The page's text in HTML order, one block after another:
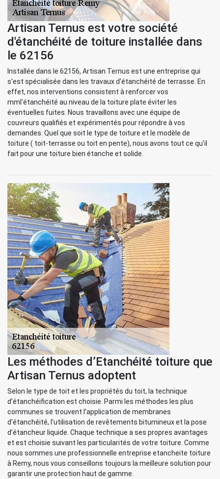
Artisan Ternus est votre société
d'étanchéité de toiture installée dans
le 62156
Installée dans le 62156, Artisan Ternus est une entreprise qui
s'est spécialisée dans les travaux d'étanchéité de terrasse. En
effet, nos interventions consistent à renforcer vos
mml'étanchéité au niveau de la toiture plate éviter les
éventuelles fuites. Nous travaillons avec une équipe de
couvreurs qualifiés et expérimentés pour répondre à vos
demandes. Quel que soit le type de toiture et le modèle de
toiture ( toit-terrasse ou toit en pente), nous avons tout ce qu'il
fait pour une toiture bien étanche et solide.
Les méthodes d’Etanchéité toiture que
Artisan Ternus adoptent
Selon le type de toit et les propriétés du toit, la technique
d’étanchéification est choisie. Parmi les méthodes les plus
communes se trouvent l’application de membranes
d’étanchéité, l’utilisation de revêtements bitumineux et la pose
d’étancheur liquide. Chaque technique a ses propres avantages
et est choisie suivant les particularités de votre toiture. Comme
nous sommes une professionnelle entreprise etancheite toiture
à Remy, nous vous conseillons toujours la meilleure solution pour
garantir une protection haut de gamme.